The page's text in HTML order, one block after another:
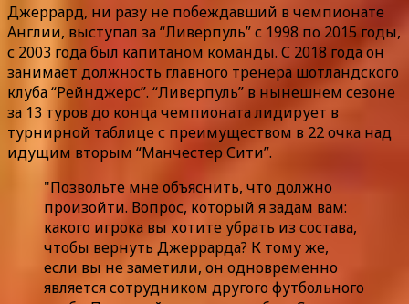
Джеррард, ни разу не побеждавший в чемпионате
Англии, выступал за “Ливерпуль” с 1998 по 2015 годы,
с 2003 года был капитаном команды. С 2018 года он
занимает должность главного тренера шотландского
клуба “Рейнджерс”. “Ливерпуль” в нынешнем сезоне
за 13 туров до конца чемпионата лидирует в
турнирной таблице с преимуществом в 22 очка над
идущим вторым “Манчестер Сити”.
"Позвольте мне объяснить, что должно
произойти. Вопрос, который я задам вам:
какого игрока вы хотите убрать из состава,
чтобы вернуть Джеррарда? К тому же,
если вы не заметили, он одновременно
является сотрудником другого футбольного